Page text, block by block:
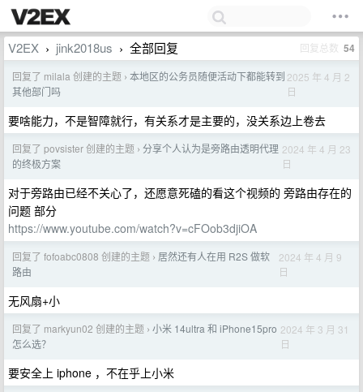
V2EX › jink2018us › 全部回复 回复总数 54
回复了 milala 创建的主题 › 本地区的公务员随便活动下都能转到
其他部门吗
2025 年 4 月 2
日
要啥能力，不是智障就行，有关系才是主要的，没关系边上卷去
回复了 povsister 创建的主题 › 分享个人认为是旁路由透明代理
的终极方案
2024 年 4 月 23
日
对于旁路由已经不关心了，还愿意死磕的看这个视频的 旁路由存在的
问题 部分
https://www.youtube.com/watch?v=cFOob3djiOA
回复了 fofoabc0808 创建的主题 › 居然还有人在用 R2S 做软
路由
2024 年 4 月 9
日
无风扇+小
回复了 markyun02 创建的主题 › 小米 14ultra 和 iPhone15pro
怎么选？
2024 年 3 月 31
日
要安全上 iphone ，不在乎上小米